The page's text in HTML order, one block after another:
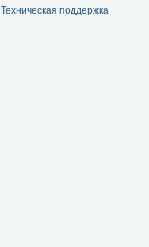
Техническая поддержка